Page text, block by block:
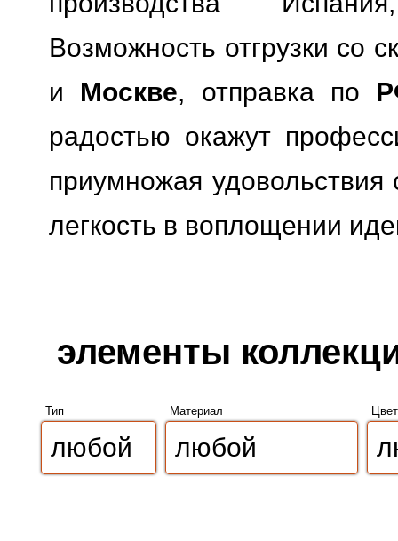
Возможность отгрузки со
и Москве, отправка по
радостью окажут
приумножая
легкость в воплощении
элементы
Тип Материал Цвет